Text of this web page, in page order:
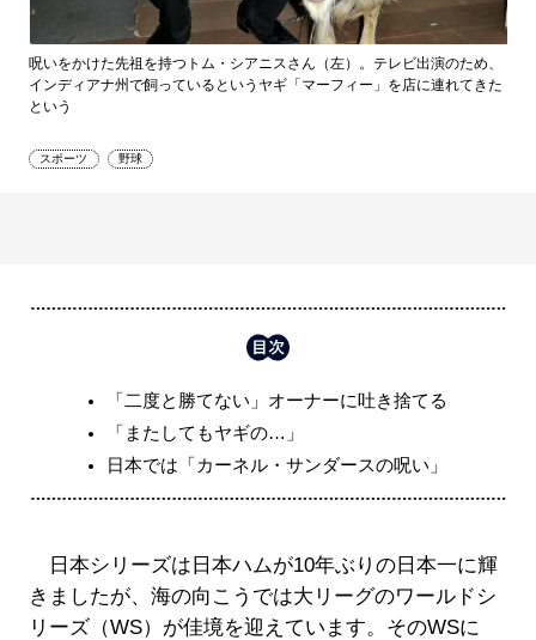
呪いをかけた先祖を持つトム・シアニスさん（左）。テレビ出演のため、
インディアナ州で飼っているというヤギ「マーフィー」を店に連れてきた
という
スポーツ 野球
「二度と勝てない」オーナーに吐き捨てる
「またしてもヤギの…」
日本では「カーネル・サンダースの呪い」
日本シリーズは日本ハムが10年ぶりの日本一に輝
きましたが、海の向こうでは大リーグのワールドシ
リーズ（WS）が佳境を迎えています。そのWSに